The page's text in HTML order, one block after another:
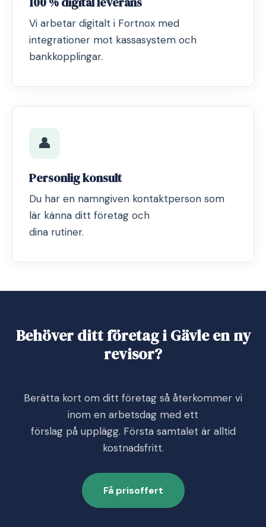
Vi arbetar digitalt i Fortnox med
integrationer mot kassasystem och
bankkopplingar.
👤
Personlig konsult
Du har en namngiven kontaktperson som
lär känna ditt företag och
dina rutiner.
Behöver ditt företag i Gävle en ny
revisor?
Berätta kort om ditt företag så återkommer vi
inom en arbetsdag med ett
förslag på upplägg. Första samtalet är alltid
kostnadsfritt.
Få prisoffert